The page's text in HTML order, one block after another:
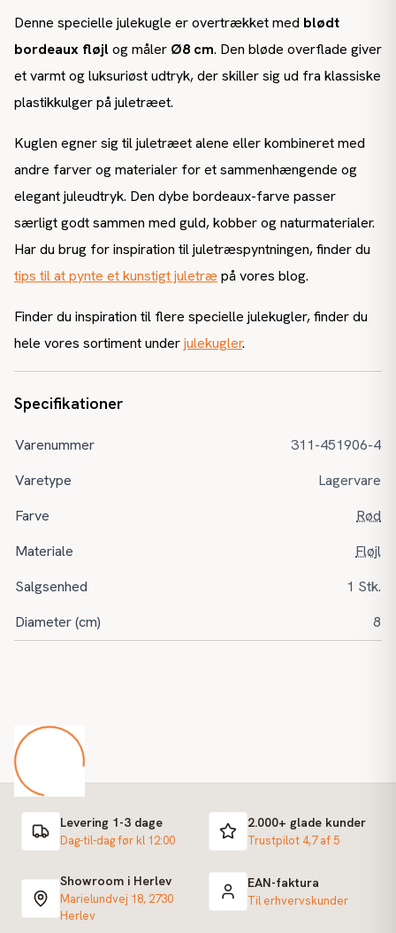
Denne specielle julekugle er overtrækket med blødt
bordeaux fløjlog måler Ø8 cm. Den bløde overflade giver
et varmt og luksuriøst udtryk, der skiller sig ud fra klassiske
plastikkulger på juletræet.
Kuglen egner sig til juletræet alene eller kombineret med
andre farver og materialer for et sammenhængende og
elegant juleudtryk. Den dybe bordeaux-farve passer
særligt godt sammen med guld, kobber og naturmaterialer.
Har du brug for inspiration til juletræspyntningen, finder du
tips til at pynte et kunstigt juletræpå vores blog.
Finder du inspiration til flere specielle julekugler, finder du
hele vores sortiment underjulekugler.
Specifikationer
Varenummer
311-451906-4
Varetype
Lagervare
Farve
Rød
Materiale
Fløjl
Salgsenhed
1 Stk.
Diameter (cm)
8
Levering 1-3 dage
Dag-til-dag før kl 12:00
2.000+ glade kunder
Trustpilot 4,7 af 5
Showroom i Herlev
Marielundvej 18, 2730
Herlev
EAN-faktura
Til erhvervskunder